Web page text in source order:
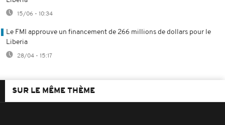
15/06 - 10:34
Le FMI approuve un financement de 266 millions de dollars pour le
Liberia
28/04 - 15:17
SUR LE MÊME THÈME